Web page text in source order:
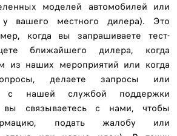
моделей автомобилей или
у вашего местного дилера). Это
когда вы запрашиваете тест-
ближайшего дилера, когда
из наших мероприятий или когда
делаете запросы или
с нашей службой поддержки
вы связываетесь с нами, чтобы
подать жалобу или